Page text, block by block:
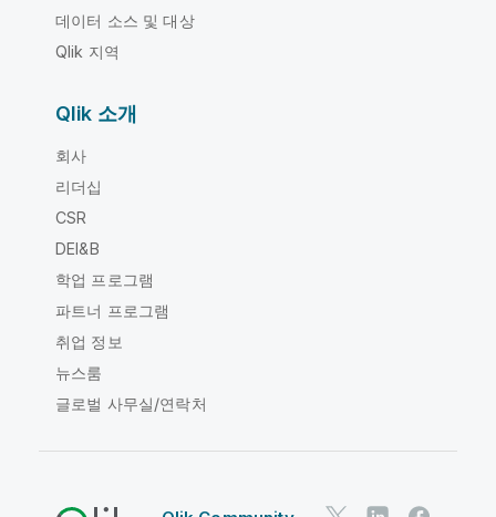
데이터 소스 및 대상
Qlik 지역
Qlik 소개
회사
리더십
CSR
DEI&B
학업 프로그램
파트너 프로그램
취업 정보
뉴스룸
글로벌 사무실/연락처